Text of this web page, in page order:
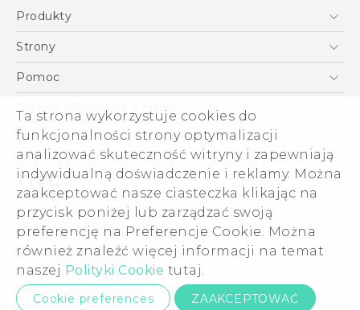
Ta strona wykorzystuje cookies do
funkcjonalności strony optymalizacji
analizować skuteczność witryny i zapewniają
indywidualną doświadczenie i reklamy. Można
zaakceptować nasze ciasteczka klikając na
przycisk poniżej lub zarządzać swoją
preferencję na Preferencje Cookie. Można
również znaleźć więcej informacji na temat
naszej Polityki Cookie tutaj.
Cookie preferences ZAAKCEPTOWAĆ
Polish - Skrócony przewodnik
Produkty
Smartfony
VIVE
Akcesoria
Strony
HTC Vive
Pomoc
Pomoc E-commerce
Ogólne informacje o firmie
ESG
Informacje o firmie
Dla inwestorów (angielski)
Cookie Preferences
Kariera
Security and Privacy Whitepaper
© 2011-2026 HTC Corporation
Warunki prawne
Kontakt ds. prywatności:Global-Privacy@htc.com